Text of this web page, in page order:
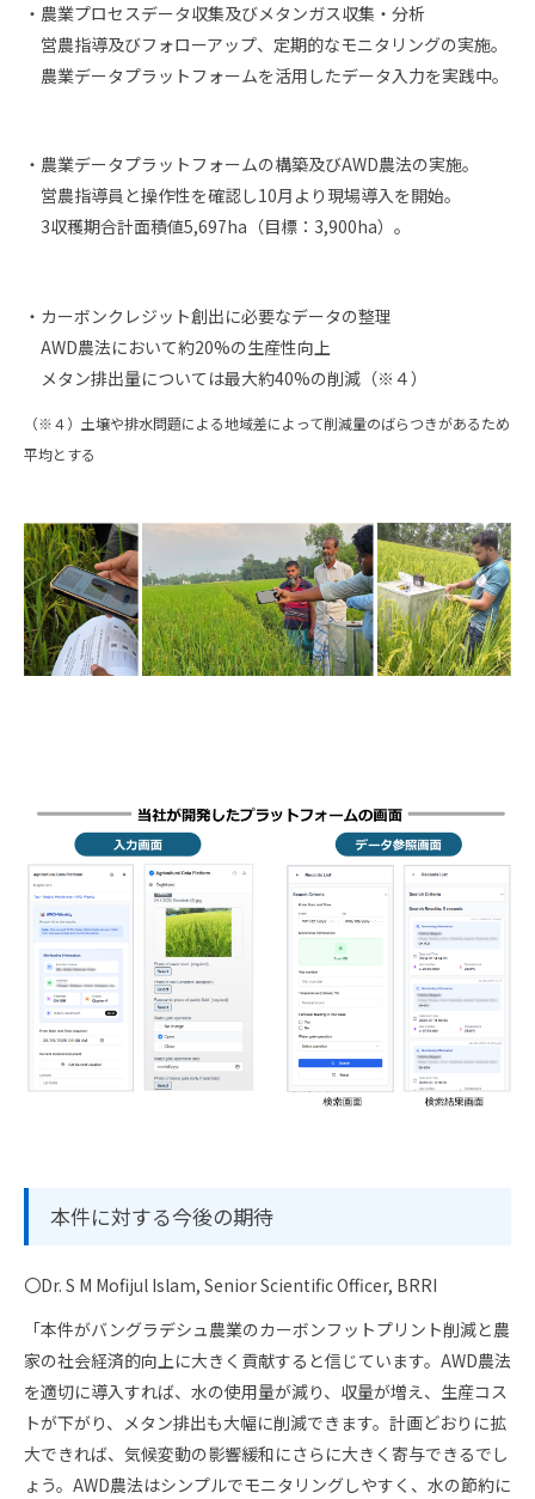
・農業プロセスデータ収集及びメタンガス収集​・分析
営農指導及びフォローアップ、定期的なモニタリングの実施。
農業データプラットフォームを活用したデータ入力を実践中。
・農業データプラットフォームの構築及びAWD農法の実施。
営農指導員と操作性を確認し10月より現場導入を開始。
3収穫期合計面積値5,697ha（目標：3,900ha）。
・カーボンクレジット創出に必要なデータの整理​
AWD農法において約20%の生産性向上
メタン排出量については最大約40%の削減（※４）
（※４）土壌や排水問題による地域差によって削減量のばらつきがあるため
平均とする
本件に対する今後の期待
〇Dr. S M Mofijul Islam, Senior Scientific Officer, BRRI
「本件がバングラデシュ農業のカーボンフットプリント削減と農
家の社会経済的向上に大きく貢献すると信じています。AWD農法
を適切に導入すれば、水の使用量が減り、収量が増え、生産コス
トが下がり、メタン排出も大幅に削減できます。計画どおりに拡
大できれば、気候変動の影響緩和にさらに大きく寄与できるでし
ょう。AWD農法はシンプルでモニタリングしやすく、水の節約に